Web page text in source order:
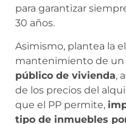
para garantizar
30 años.
Asimismo, plantea la
mantenimiento de un
público de vivienda,
de los precios del
que el PP permite,
tipo de inmuebles